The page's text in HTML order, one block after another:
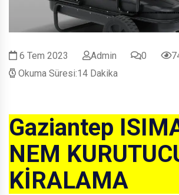
6 Tem 2023 Admin 0
Okuma Süresi:14 Dakika
Gaziantep
NEM
KİRALAMA